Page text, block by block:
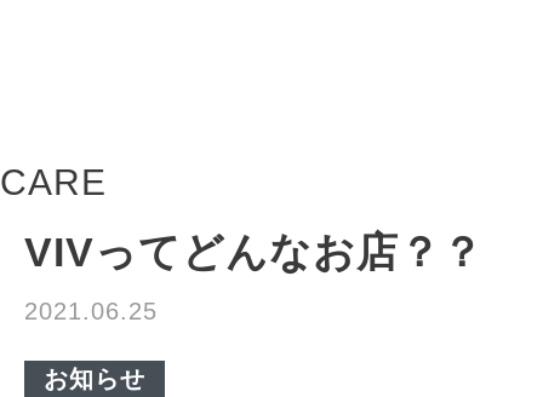
CARE
VIVってどんなお店？？
2021.06.25
お知らせ